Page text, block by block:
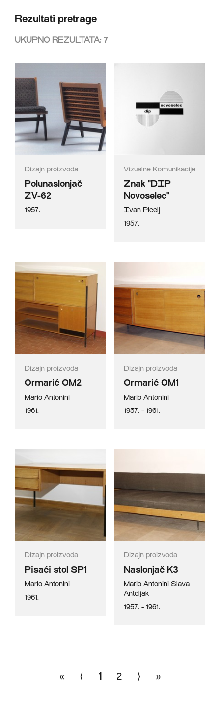
Rezultati pretrage
UKUPNO REZULTATA: 7
Dizajn proizvoda
Polunaslonjač
ZV-62
1957.
Vizualne Komunikacije
Znak "DIP
Novoselec"
Ivan Picelj
1957.
Dizajn proizvoda
Ormarić OM2
Mario Antonini
1961.
Dizajn proizvoda
Ormarić OM1
Mario Antonini
1957. - 1961.
Dizajn proizvoda
Pisaći stol SP1
Mario Antonini
1961.
Dizajn proizvoda
Naslonjač K3
Mario Antonini Slava
Antoljak
1957. - 1961.
« ⟨ 1 2 ⟩ »